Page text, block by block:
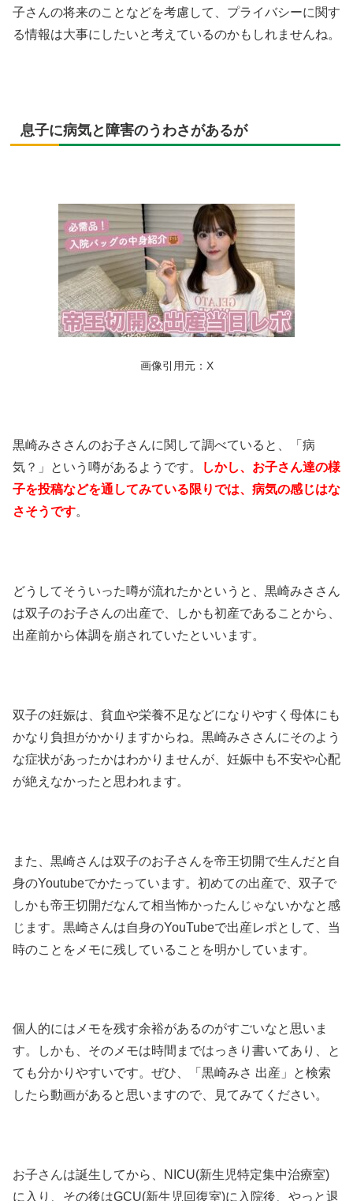
子さんの将来のことなどを考慮して、プライバシーに関す
る情報は大事にしたいと考えているのかもしれませんね。
息子に病気と障害のうわさがあるが
画像引用元：X
黒崎みささんのお子さんに関して調べていると、「病
気？」という噂があるようです。
しかし、お子さん達の様
子を投稿などを通してみている限りでは、病気の感じはな
さそうです。
どうしてそういった噂が流れたかというと、黒崎みささん
は双子のお子さんの出産で、しかも初産であることから、
出産前から体調を崩されていたといいます。
双子の妊娠は、貧血や栄養不足などになりやすく母体にも
かなり負担がかかりますからね。黒崎みささんにそのよう
な症状があったかはわかりませんが、妊娠中も不安や心配
が絶えなかったと思われます。
また、黒崎さんは双子のお子さんを帝王切開で生んだと自
身のYoutubeでかたっています。初めての出産で、双子で
しかも帝王切開だなんて相当怖かったんじゃないかなと感
じます。黒崎さんは自身のYouTubeで出産レポとして、当
時のことをメモに残していることを明かしています。
個人的にはメモを残す余裕があるのがすごいなと思いま
す。しかも、そのメモは時間まではっきり書いてあり、と
ても分かりやすいです。ぜひ、「黒崎みさ 出産」と検索
したら動画があると思いますので、見てみてください。
お子さんは誕生してから、NICU(新生児特定集中治療室)
に入り、その後はGCU(新生児回復室)に入院後、やっと退